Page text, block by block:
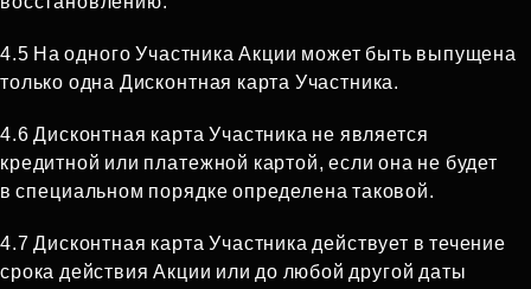
4.5 На одного Участника Акции может быть выпущена
только одна Дисконтная карта Участника.
4.6 Дисконтная карта Участника не является
кредитной или платежной картой, если она не будет
в специальном порядке определена таковой.
4.7 Дисконтная карта Участника действует в течение
срока действия Акции или до любой другой даты